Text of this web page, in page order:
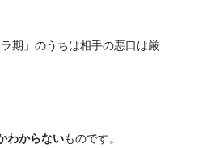
期」のうちは相手の悪口は厳
わからないものです。